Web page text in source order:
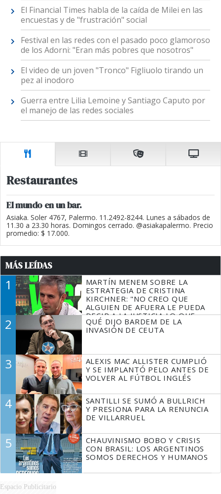
El Financial Times habla de la caída de Milei en las
encuestas y de "frustración" social
Festival en las redes con el pasado poco glamoroso
de los Adorni: "Eran más pobres que nosotros"
El video de un joven "Tronco" Figliuolo tirando un
pez al inodoro
Guerra entre Lilia Lemoine y Santiago Caputo por
el manejo de las redes sociales
Restaurantes
El mundo en un bar.
Asiaka. Soler 4767, Palermo. 11.2492-8244. Lunes a sábados de
11.30 a 23.30 horas. Domingos cerrado. @asiakapalermo. Precio
promedio: $ 17.000.
MÁS LEÍDAS
1
MARTÍN MENEM SOBRE LA
ESTRATEGIA DE CRISTINA
KIRCHNER: "NO CREO QUE
ALGUIEN DE AFUERA LE PUEDA
DECIR A LA JUSTICIA LO QUE
TIENE QUE HACER"
2
QUÉ DIJO BARDEM DE LA
INVASIÓN DE CEUTA
3
ALEXIS MAC ALLISTER CUMPLIÓ
Y SE IMPLANTÓ PELO ANTES DE
VOLVER AL FÚTBOL INGLÉS
4
SANTILLI SE SUMÓ A BULLRICH
Y PRESIONA PARA LA RENUNCIA
DE VILLARRUEL
5
CHAUVINISMO BOBO Y CRISIS
CON BRASIL: LOS ARGENTINOS
SOMOS DERECHOS Y HUMANOS
Espacio Publicitario